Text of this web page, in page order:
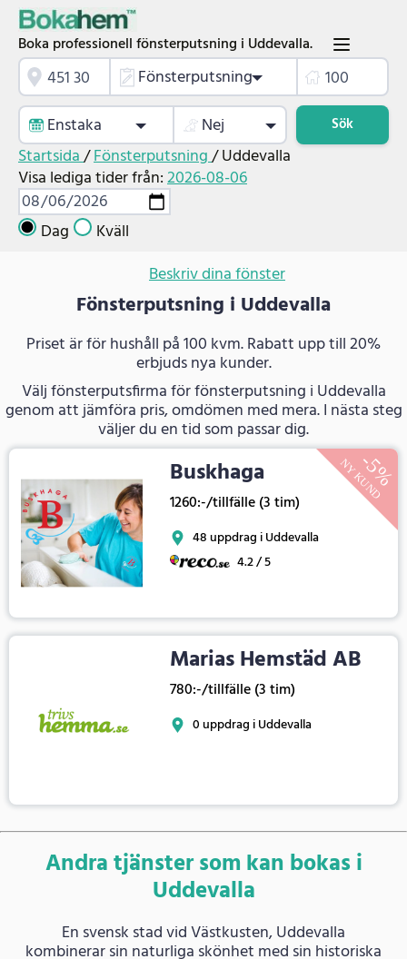
Boka professionell fönsterputsning i Uddevalla.
Fönsterputsning
Enstaka
Nej Sök
Startsida/Fönsterputsning/Uddevalla
Visa lediga tider från:2026-08-06
Dag
Kväll
Beskriv dina fönster
Fönsterputsning i Uddevalla
Priset är för hushåll på 100 kvm. Rabatt upp till 20%
erbjuds nya kunder.
Välj fönsterputsfirma för fönsterputsning i Uddevalla
genom att jämföra pris, omdömen med mera. I nästa steg
väljer du en tid som passar dig.
Buskhaga
1260:-/tillfälle (3 tim)
48 uppdrag i Uddevalla
4.2 / 5
Marias Hemstäd AB
780:-/tillfälle (3 tim)
0 uppdrag i Uddevalla
Andra tjänster som kan bokas i
Uddevalla
En svensk stad vid Västkusten, Uddevalla
kombinerar sin naturliga skönhet med sin historiska